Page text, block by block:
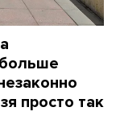
просто так